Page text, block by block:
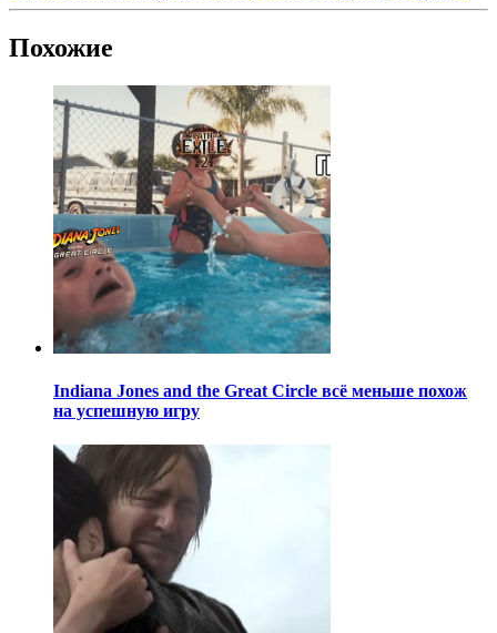
Похожие
Indiana Jones and the Great Circle всё меньше похож
на успешную игру